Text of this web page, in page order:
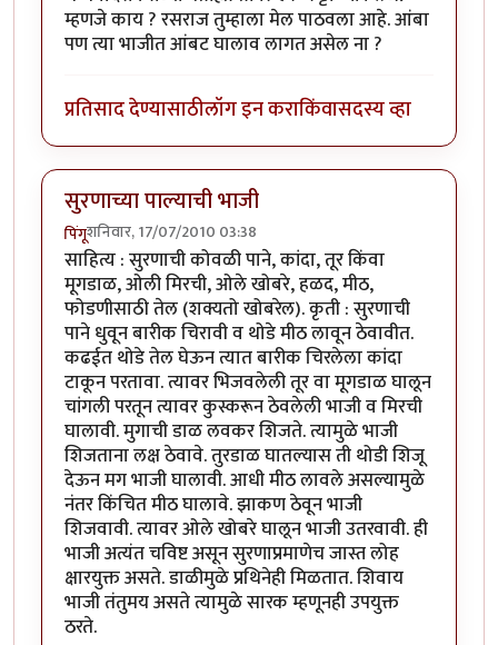
म्हणजे काय ? रसराज तुम्हाला मेल पाठवला आहे. आंबा
पण त्या भाजीत आंबट घालाव लागत असेल ना ?
प्रतिसाद देण्यासाठीलॉग इन कराकिंवासदस्य व्हा
सुरणाच्या पाल्याची भाजी
पिंगूशनिवार, 17/07/2010 03:38
साहित्य : सुरणाची कोवळी पाने, कांदा, तूर किंवा
मूगडाळ, ओली मिरची, ओले खोबरे, हळद, मीठ,
फोडणीसाठी तेल (शक्यतो खोबरेल). कृती : सुरणाची
पाने धुवून बारीक चिरावी व थोडे मीठ लावून ठेवावीत.
कढईत थोडे तेल घेऊन त्यात बारीक चिरलेला कांदा
टाकून परतावा. त्यावर भिजवलेली तूर वा मूगडाळ घालून
चांगली परतून त्यावर कुस्करून ठेवलेली भाजी व मिरची
घालावी. मुगाची डाळ लवकर शिजते. त्यामुळे भाजी
शिजताना लक्ष ठेवावे. तुरडाळ घातल्यास ती थोडी शिजू
देऊन मग भाजी घालावी. आधी मीठ लावले असल्यामुळे
नंतर किंचित मीठ घालावे. झाकण ठेवून भाजी
शिजवावी. त्यावर ओले खोबरे घालून भाजी उतरवावी. ही
भाजी अत्यंत चविष्ट असून सुरणाप्रमाणेच जास्त लोह
क्षारयुक्त असते. डाळीमुळे प्रथिनेही मिळतात. शिवाय
भाजी तंतुमय असते त्यामुळे सारक म्हणूनही उपयुक्त
ठरते.